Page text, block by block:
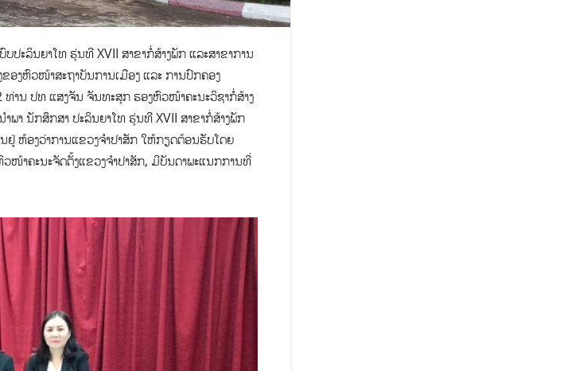
ະລິນຍາໂທ ຮຸ່ນທີ XVII ສາຂາກໍ່ສ້າງພັກ ແລະສາຂາການ
ງຫົວໜ້າສະຖາບັນການເມືອງ ແລະ ການປົກຄອງ
ານ ປທ ແສງຈັນ ຈັນທະສຸກ ຮອງຫົວໜ້າຄະນະວິຊາກໍ່ສ້າງ
ພາ ນັກສຶກສາ ປະລິນຍາໂທ ຮຸ່ນທີ XVII ສາຂາກໍ່ສ້າງພັກ
ຢູ່ ຫ້ອງວ່າການແຂວງຈໍາປາສັກ ໃຫ້ກຽດຕ້ອນຮັບໂດຍ
ໜ້າຄະນະຈັດຕັ້ງແຂວງຈຳປາສັກ, ມີບັນດາພະແນກການທີ່